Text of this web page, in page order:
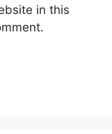
in this